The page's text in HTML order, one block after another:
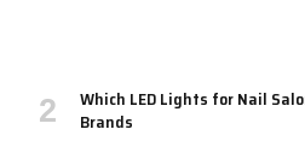
Which LED Lights for Nail
Brands